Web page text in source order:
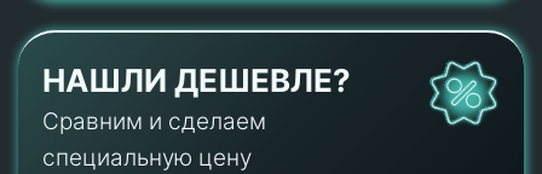
НАШЛИ ДЕШЕВЛЕ?
Сравним и сделаем
специальную цену